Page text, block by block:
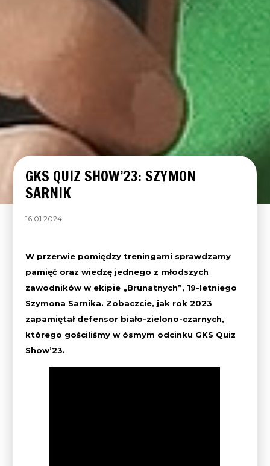
GKS QUIZ SHOW’23: SZYMON
SARNIK
16.01.2024
W przerwie pomiędzy treningami sprawdzamy
pamięć oraz wiedzę jednego z młodszych
zawodników w ekipie „Brunatnych”, 19-letniego
Szymona Sarnika. Zobaczcie, jak rok 2023
zapamiętał defensor biało-zielono-czarnych,
którego gościliśmy w ósmym odcinku GKS Quiz
Show’23.